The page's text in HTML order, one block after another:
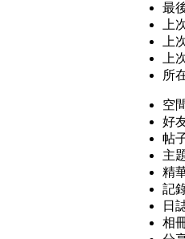
最
上
上
上
所
空
好
帖
主
精
記
日
相